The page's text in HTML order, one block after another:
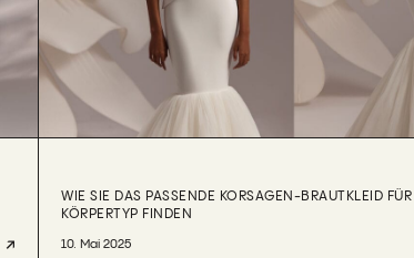
WIE SIE DAS PASSENDE KORSAGEN-BRAUTKLEID FÜR
KÖRPERTYP FINDEN
10. Mai 2025